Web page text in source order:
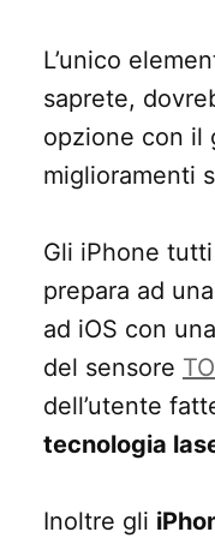
L’unico
saprete,
opzione con il
miglioramenti
Gli iPhone
prepara ad
ad iOS con
del sensore
dell’utente
tecnologia
Inoltre gli